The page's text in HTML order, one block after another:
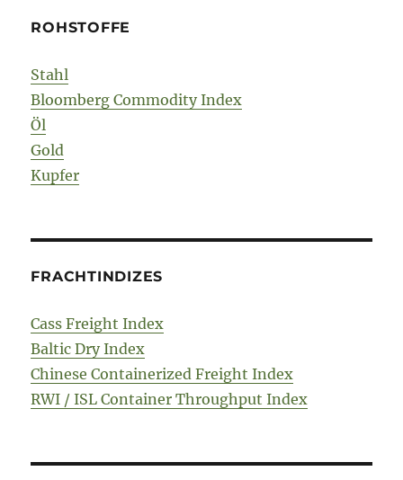
ROHSTOFFE
Stahl
Bloomberg Commodity Index
Öl
Gold
Kupfer
FRACHTINDIZES
Cass Freight Index
Baltic Dry Index
Chinese Containerized Freight Index
RWI / ISL Container Throughput Index